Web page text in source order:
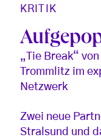
KRITIK
„Tie Break“
Trommlitz im
Netzwerk
Zwei neue
Stralsund und